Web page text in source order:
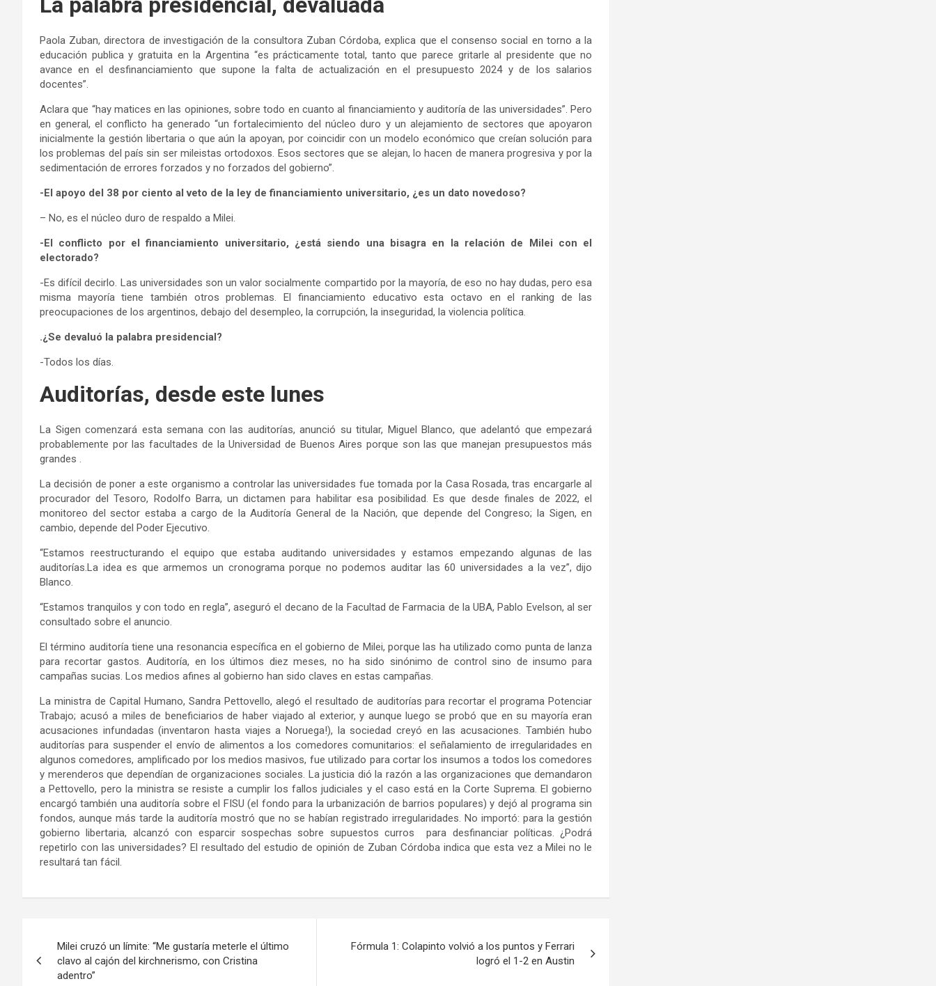
Paola Zuban, directora de investigación de la consultora Zuban Córdoba, explica que el consenso social en torno a la
educación publica y gratuita en la Argentina “es prácticamente total, tanto que parece gritarle al presidente que no
avance en el desfinanciamiento que supone la falta de actualización en el presupuesto 2024 y de los salarios
docentes”.
Aclara que “hay matices en las opiniones, sobre todo en cuanto al financiamiento y auditoría de las universidades”. Pero
en general, el conflicto ha generado “un fortalecimiento del núcleo duro y un alejamiento de sectores que apoyaron
inicialmente la gestión libertaria o que aún la apoyan, por coincidir con un modelo económico que creían solución para
los problemas del país sin ser mileistas ortodoxos. Esos sectores que se alejan, lo hacen de manera progresiva y por la
sedimentación de errores forzados y no forzados del gobierno”.
-El apoyo del 38 por ciento al veto de la ley de financiamiento universitario, ¿es un dato novedoso?
– No, es el núcleo duro de respaldo a Milei.
-El conflicto por el financiamiento universitario, ¿está siendo una bisagra en la relación de Milei con el
electorado?
-Es difícil decirlo. Las universidades son un valor socialmente compartido por la mayoría, de eso no hay dudas, pero esa
misma mayoría tiene también otros problemas. El financiamiento educativo esta octavo en el ranking de las
preocupaciones de los argentinos, debajo del desempleo, la corrupción, la inseguridad, la violencia política.
.¿Se devaluó la palabra presidencial?
-Todos los días.
Auditorías, desde este lunes
La Sigen comenzará esta semana con las auditorías, anunció su titular, Miguel Blanco, que adelantó que empezará
probablemente por las facultades de la Universidad de Buenos Aires porque son las que manejan presupuestos más
grandes .
La decisión de poner a este organismo a controlar las universidades fue tomada por la Casa Rosada, tras encargarle al
procurador del Tesoro, Rodolfo Barra, un dictamen para habilitar esa posibilidad. Es que desde finales de 2022, el
monitoreo del sector estaba a cargo de la Auditoría General de la Nación, que depende del Congreso; la Sigen, en
cambio, depende del Poder Ejecutivo.
“Estamos reestructurando el equipo que estaba auditando universidades y estamos empezando algunas de las
auditorías.La idea es que armemos un cronograma porque no podemos auditar las 60 universidades a la vez”, dijo
Blanco.
“Estamos tranquilos y con todo en regla”, aseguró el decano de la Facultad de Farmacia de la UBA, Pablo Evelson, al ser
consultado sobre el anuncio.
El término auditoría tiene una resonancia específica en el gobierno de Milei, porque las ha utilizado como punta de lanza
para recortar gastos. Auditoría, en los últimos diez meses, no ha sido sinónimo de control sino de insumo para
campañas sucias. Los medios afines al gobierno han sido claves en estas campañas.
La ministra de Capital Humano, Sandra Pettovello, alegó el resultado de auditorías para recortar el programa Potenciar
Trabajo; acusó a miles de beneficiarios de haber viajado al exterior, y aunque luego se probó que en su mayoría eran
acusaciones infundadas (inventaron hasta viajes a Noruega!), la sociedad creyó en las acusaciones. También hubo
auditorías para suspender el envío de alimentos a los comedores comunitarios: el señalamiento de irregularidades en
algunos comedores, amplificado por los medios masivos, fue utilizado para cortar los insumos a todos los comedores
y merenderos que dependían de organizaciones sociales. La justicia dió la razón a las organizaciones que demandaron
a Pettovello, pero la ministra se resiste a cumplir los fallos judiciales y el caso está en la Corte Suprema. El gobierno
encargó también una auditoría sobre el FISU (el fondo para la urbanización de barrios populares) y dejó al programa sin
fondos, aunque más tarde la auditoría mostró que no se habían registrado irregularidades. No importó: para la gestión
gobierno libertaria, alcanzó con esparcir sospechas sobre supuestos curros para desfinanciar políticas. ¿Podrá
repetirlo con las universidades? El resultado del estudio de opinión de Zuban Córdoba indica que esta vez a Milei no le
resultará tan fácil.
de
Milei cruzó un límite: “Me gustaría meterle el último
clavo al cajón del kirchnerismo, con Cristina
adentro”
Fórmula 1: Colapinto volvió a los puntos y Ferrari
logró el 1-2 en Austin